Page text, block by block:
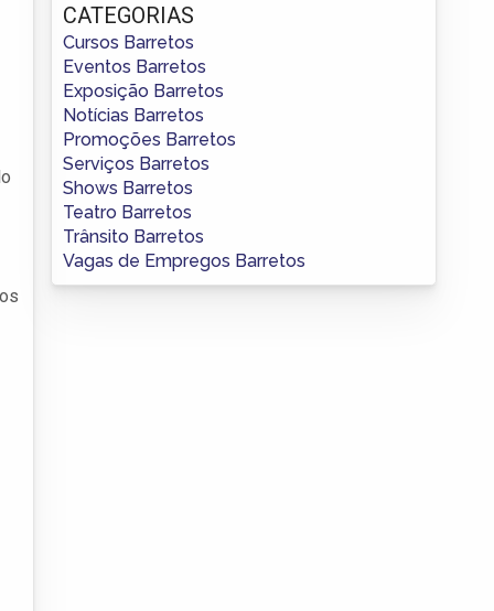
CATEGORIAS
Cursos Barretos
Eventos Barretos
Exposição Barretos
Notícias Barretos
Promoções Barretos
Serviços Barretos
Shows Barretos
Teatro Barretos
Trânsito Barretos
Vagas de Empregos Barretos